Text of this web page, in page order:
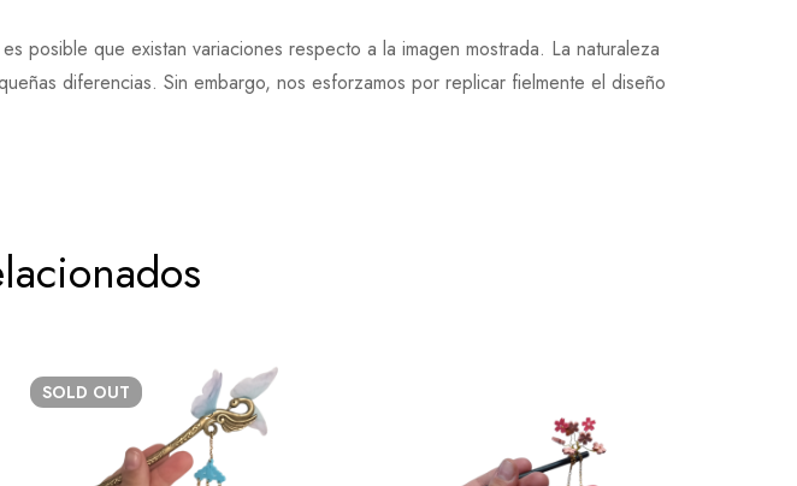
posible que existan variaciones respecto a la imagen mostrada. La naturaleza
diferencias. Sin embargo, nos esforzamos por replicar fielmente el diseño
SOLD OUT